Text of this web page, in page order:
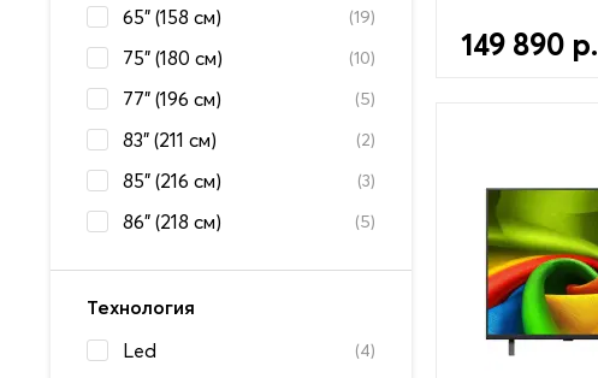
65" (158 см) (19)
75" (180 см) (10)
77" (196 см) (5)
83" (211 см) (2)
85" (216 см) (3)
86" (218 см) (5)
Технология
Led
(4)
149 890 р.